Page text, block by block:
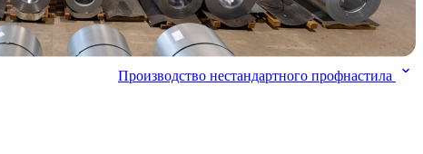
Производство нестандартного профнастила